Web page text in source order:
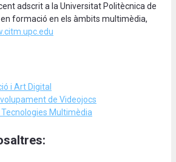
adscrit a la Universitat Politècnica de
formació en els àmbits multimèdia,
i Art Digital
de Videojocs
Tecnologies Multimèdia